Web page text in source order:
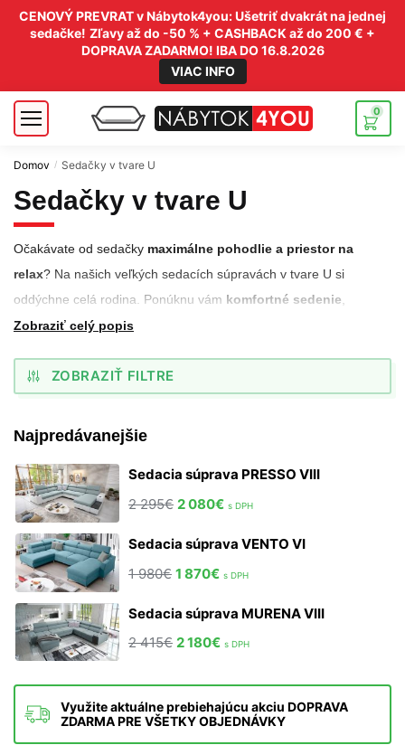
CENOVÝ PREVRAT v Nábytok4you: Ušetriť dvakrát na jednej
sedačke! Zľavy až do -50 % + CASHBACK až do 200 € +
DOPRAVA ZADARMO! IBA DO 16.8.2026
VIAC INFO
0
Domov / Sedačky v tvare U
Sedačky v tvare U
Zobraziť celý popis
Očakávate od sedačky maximálne pohodlie a priestor na
relax? Na našich veľkých sedacích súpravách v tvare U si
oddýchne celá rodina. Ponúknu vám komfortné sedenie
kvalitné prevedenie a množstvo moderných funkcií, ako je
polohovateľné opierky hlavy.
ZOBRAZIŤ FILTRE
Najpredávanejšie
Sedacia súprava PRESSO VIII
2 295€ 2 080€ s DPH
Sedacia súprava VENTO VI
1 980€ 1 870€ s DPH
Sedacia súprava MURENA VIII
2 415€ 2 180€ s DPH